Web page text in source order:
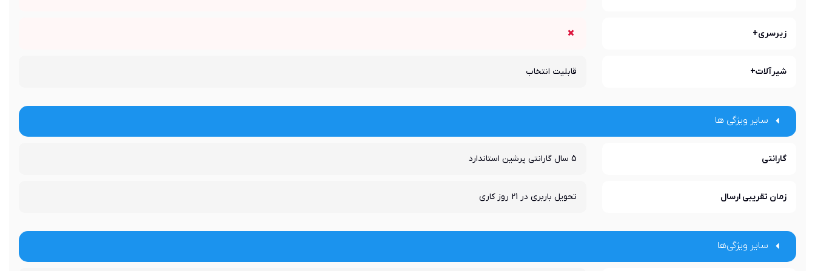
زیرسری+
شیرآلات+ قابلیت انتخاب
سایر ویژگی ها
گارانتی 5 سال گارانتی پرشین استاندارد
زمان تقریبی ارسال تحویل باربری در 21 روز کاری
سایر ویژگی‌ها